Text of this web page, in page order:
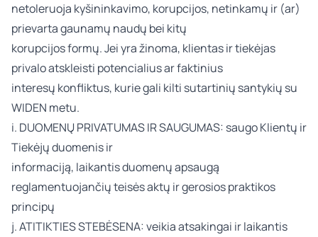
netoleruoja kyšininkavimo, korupcijos, netinkamų ir (ar)
prievarta gaunamų naudų bei kitų
korupcijos formų. Jei yra žinoma, klientas ir tiekėjas
privalo atskleisti potencialius ar faktinius
interesų konfliktus, kurie gali kilti sutartinių santykių su
WIDEN metu.
i. DUOMENŲ PRIVATUMAS IR SAUGUMAS: saugo Klientų ir
Tiekėjų duomenis ir
informaciją, laikantis duomenų apsaugą
reglamentuojančių teisės aktų ir gerosios praktikos
principų
j. ATITIKTIES STEBĖSENA: veikia atsakingai ir laikantis